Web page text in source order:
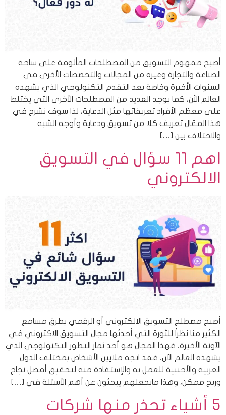
أصبح مفهوم التسويق من المصطلحات المألوفة على ساحة
الصناعة والتجارة وغيره من المجالات والتخصصات الأخرى في
السنوات الأخيرة وخاصة بعد التقدم التكنولوجي الذي يشهده
العالم الآن، كما يوجد العديد من المصطلحات الأخرى التي يختلط
على معظم الأفراد تعريفاتها مثل الدعاية، لذا سوف نشرح في
هذا المقال تعريف كلا من تسويق ودعاية وأوجه الشبه
والاختلاف بين […]
اهم 11 سؤال في التسويق
الالكتروني
أصبح مصطلح التسويق الالكتروني أو الرقمي يطرق مسامع
الكثير منا نظراً للثورة التي أحدثها مجال التسويق الاكتروني في
الآونة الأخيرة، فهذا المجال هو أحد ثمار التطور التكنولوجي الذي
يشهده العالم الآن، فقد اتجه ملايين الأشخاص بمختلف الدول
العربية والأجنبية للعمل به والإستفادة منه لتحقيق أفضل نجاح
وربح ممكن، وهذا مايجعلهم يبحثون عن أهم الأسئلة في […]
5 أشياء تحذر منها شركات